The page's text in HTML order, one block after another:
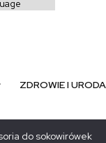
ZDROWIE I URODA
do sokowirówek